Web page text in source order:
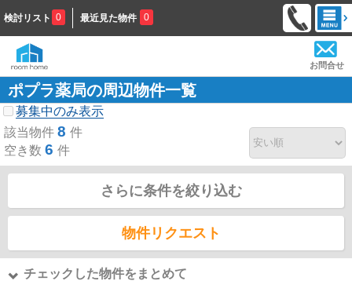
検討リスト 0 最近見た物件 0
お問合せ
ポプラ薬局の周辺物件一覧
募集中のみ表示
該当物件 8 件
空き数 6 件
さらに条件を絞り込む
物件リクエスト
チェックした物件をまとめて